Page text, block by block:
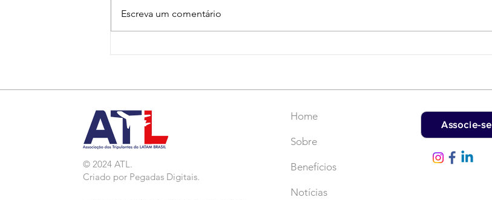
Escreva um comentário
© 2024 ATL.
Criado por Pegadas Digitais.
Home
Sobre
Benefícios
Notícias
Associe-se